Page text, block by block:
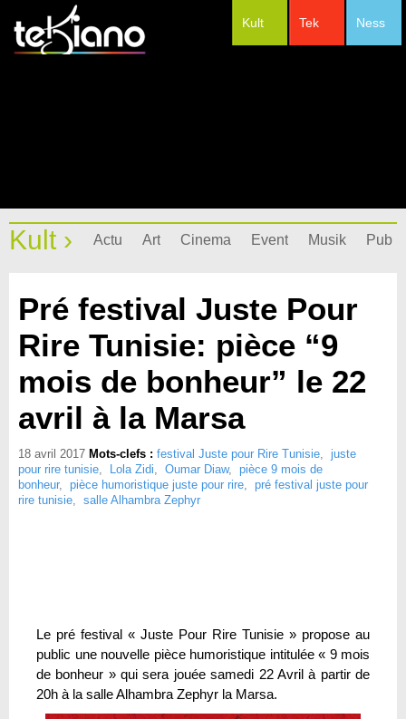
Ness
Tek
Kult
Kult › Actu Art Cinema Event Musik Pub
Pré festival Juste Pour
Rire Tunisie: pièce “9
mois de bonheur” le 22
avril à la Marsa
18 avril 2017 Mots-clefs : festival Juste pour Rire Tunisie, juste
pour rire tunisie, Lola Zidi, Oumar Diaw, pièce 9 mois de
bonheur, pièce humoristique juste pour rire, pré festival juste pour
rire tunisie, salle Alhambra Zephyr
Le pré festival « Juste Pour Rire Tunisie » propose au
public une nouvelle pièce humoristique intitulée « 9 mois
de bonheur » qui sera jouée samedi 22 Avril à partir de
20h à la salle Alhambra Zephyr la Marsa.